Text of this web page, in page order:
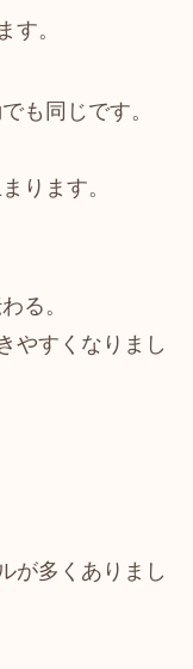
す。
も同じです。
ります。
る。
やすくなりまし
が多くありまし